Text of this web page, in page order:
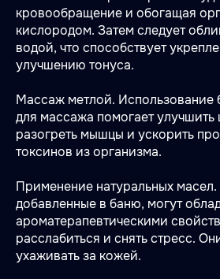
кровообращение и обогащая
кислородом. Затем следует
водой, что способствует
улучшению тонуса.
Массаж метлой. Использование
для массажа помогает
разогреть мышцы и ускорить
токсинов из организма.
Применение натуральных
добавленные в баню, могут
ароматерапевтическими
расслабиться и снять стресс.
ухаживать за кожей.